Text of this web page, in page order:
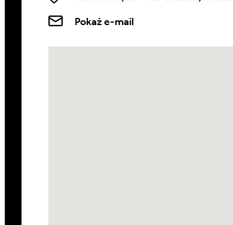
Pokaż e-mail